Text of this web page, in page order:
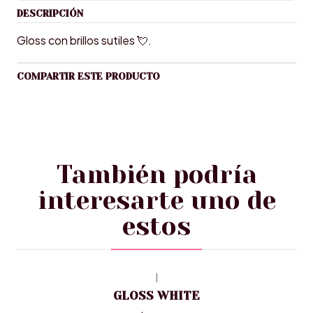
DESCRIPCIÓN
Gloss con brillos sutiles 💘.
COMPARTIR ESTE PRODUCTO
También podría
interesarte uno de
estos
GLOSS WHITE